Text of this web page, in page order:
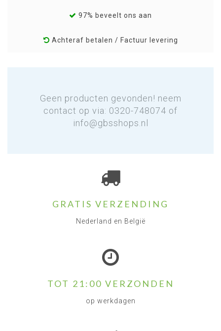
97% beveelt ons aan
Achteraf betalen / Factuur levering
Geen producten gevonden! neem
contact op via: 0320-748074 of
info@gbsshops.nl
GRATIS VERZENDING
Nederland en België
TOT 21:00 VERZONDEN
op werkdagen